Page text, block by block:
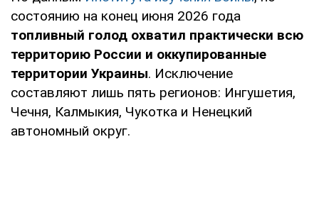
состоянию на конец июня 2026 года
топливный голод охватил практически всю
территорию России и оккупированные
территории Украины. Исключение
составляют лишь пять регионов: Ингушетия,
Чечня, Калмыкия, Чукотка и Ненецкий
автономный округ.